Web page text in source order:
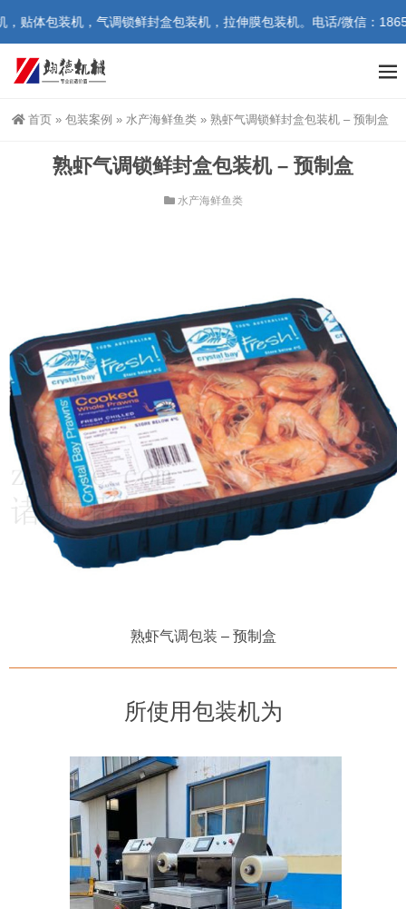
贴体包装机，气调锁鲜封盒包装机，拉伸膜包装机。电话/微信：
首页 » 包装案例 » 水产海鲜鱼类 » 熟虾气调锁鲜封盒包装机 – 预制盒
熟虾气调锁鲜封盒包装机 – 预制盒
水产海鲜鱼类
熟虾气调包装 – 预制盒
所使用包装机为